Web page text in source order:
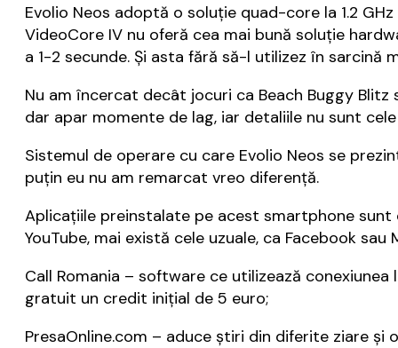
Evolio Neos adoptă o soluție quad-core la 1.2
VideoCore IV nu oferă cea mai bună soluție
a 1-2 secunde. Și asta fără să-l utilizez în sarcină
Nu am încercat decât jocuri ca Beach Buggy
dar apar momente de lag, iar detaliile nu sunt
Sistemul de operare cu care Evolio Neos se
puțin eu nu am remarcat vreo diferență.
Aplicațiile preinstalate pe acest smartphone sunt
YouTube, mai există cele uzuale, ca Facebook
Call Romania – software ce utilizează
gratuit un credit inițial de 5 euro;
PresaOnline.com – aduce știri din diferite ziare și